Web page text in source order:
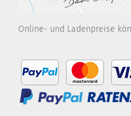
Online- und Ladenpreise